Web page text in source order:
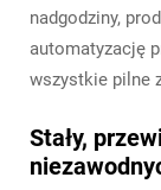
nadgodziny,
automatyzację
wszystkie pilne
Stały,